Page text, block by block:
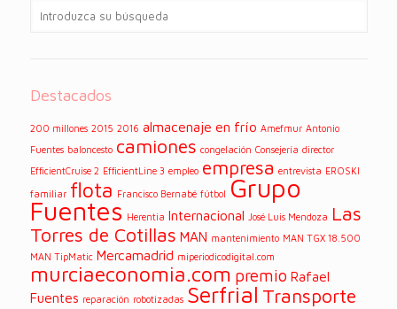
Destacados
200 millones 2015 2016 almacenaje en frío Amefmur Antonio
Fuentes baloncesto camiones congelación Consejería director
EfficientCruise 2 EfficientLine 3 empleo empresa entrevista EROSKI
familiar flota Francisco Bernabé fútbol Grupo
Fuentes Herentia Internacional José Luis Mendoza Las
Torres de Cotillas MAN mantenimiento MAN TGX 18.500
MAN TipMatic Mercamadrid miperiodicodigital.com
murciaeconomia.com premio Rafael
Fuentes reparación robotizadas Serfrial Transporte